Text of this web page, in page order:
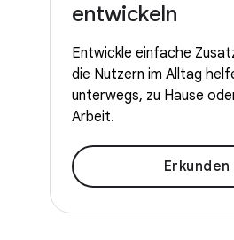
entwickeln
Entwickle einfache
die Nutzern im Alltag
unterwegs, zu Hause
Arbeit.
Erkunden